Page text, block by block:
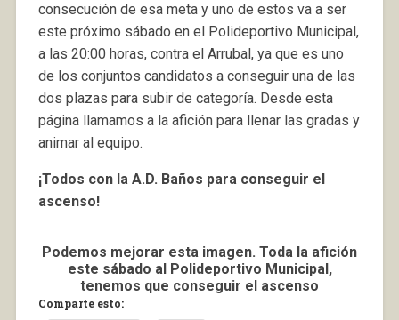
consecución de esa meta y uno de estos va a ser
este próximo sábado en el Polideportivo Municipal,
a las 20:00 horas, contra el Arrubal, ya que es uno
de los conjuntos candidatos a conseguir una de las
dos plazas para subir de categoría. Desde esta
página llamamos a la afición para llenar las gradas y
animar al equipo.
¡Todos con la A.D. Baños para conseguir el
ascenso!
Podemos mejorar esta imagen. Toda la afición
este sábado al Polideportivo Municipal,
tenemos que conseguir el ascenso
Comparte esto: